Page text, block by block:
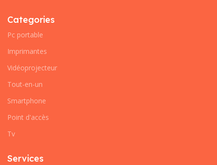
Categories
Pc portable
Imprimantes
Vidéoprojecteur
Tout-en-un
Smartphone
Point d'accès
Tv
Services